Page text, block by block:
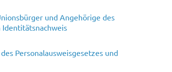
und Angehörige des
Identitätsnachweis
Personalausweisgesetzes und